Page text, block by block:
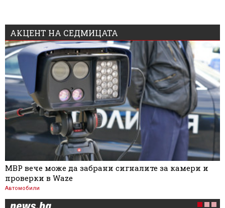
АКЦЕНТ НА СЕДМИЦАТА
МВР вече може да забрани сигналите за камери и
проверки в Waze
Автомобили